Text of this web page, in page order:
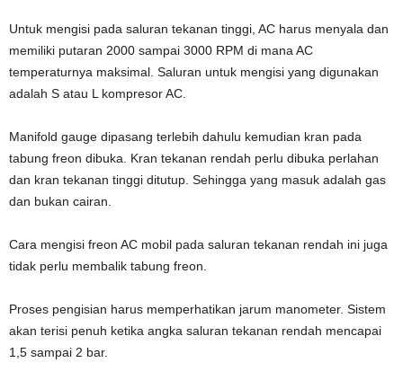
Untuk mengisi pada saluran tekanan tinggi, AC harus menyala dan
memiliki putaran 2000 sampai 3000 RPM di mana AC
temperaturnya maksimal. Saluran untuk mengisi yang digunakan
adalah S atau L kompresor AC.
Manifold gauge dipasang terlebih dahulu kemudian kran pada
tabung freon dibuka. Kran tekanan rendah perlu dibuka perlahan
dan kran tekanan tinggi ditutup. Sehingga yang masuk adalah gas
dan bukan cairan.
Cara mengisi freon AC mobil pada saluran tekanan rendah ini juga
tidak perlu membalik tabung freon.
Proses pengisian harus memperhatikan jarum manometer. Sistem
akan terisi penuh ketika angka saluran tekanan rendah mencapai
1,5 sampai 2 bar.